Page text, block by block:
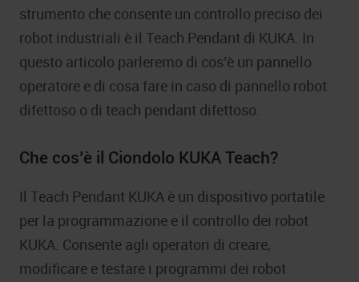
strumento che consente un controllo preciso dei
robot industriali è il Teach Pendant di KUKA. In
questo articolo parleremo di cos’è un pannello
operatore e di cosa fare in caso di pannello robot
difettoso o di teach pendant difettoso.
Che cos’è il Ciondolo KUKA Teach?
Il Teach Pendant KUKA è un dispositivo portatile
per la programmazione e il controllo dei robot
KUKA. Consente agli operatori di creare,
modificare e testare i programmi dei robot